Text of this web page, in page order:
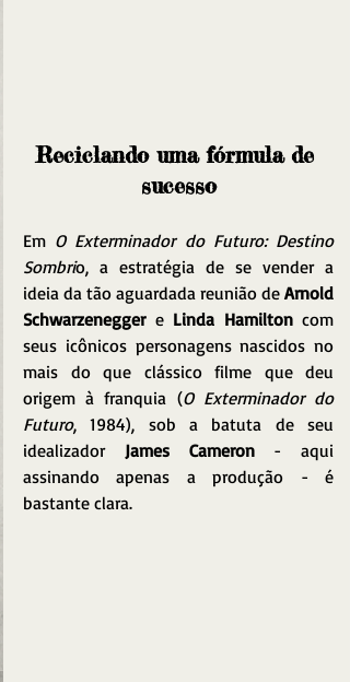
Reciclando uma fórmula de
sucesso
Em O Exterminador do Futuro: Destino
Sombrio, a estratégia de se vender a
ideia da tão aguardada reunião de Arnold
Schwarzenegger e Linda Hamilton com
seus icônicos personagens nascidos no
mais do que clássico filme que deu
origem à franquia (O Exterminador do
Futuro, 1984), sob a batuta de seu
idealizador James Cameron - aqui
assinando apenas a produção - é
bastante clara.